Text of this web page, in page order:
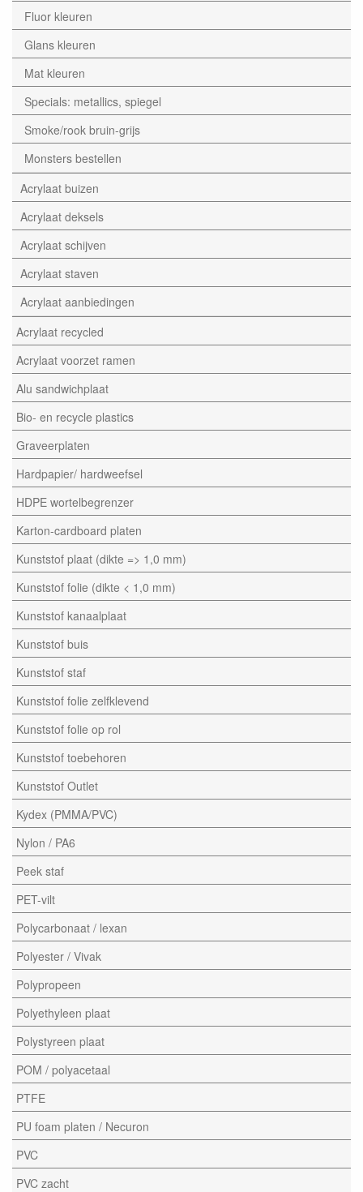
Fluor kleuren
Glans kleuren
Mat kleuren
Specials: metallics, spiegel
Smoke/rook bruin-grijs
Monsters bestellen
Acrylaat buizen
Acrylaat deksels
Acrylaat schijven
Acrylaat staven
Acrylaat aanbiedingen
Acrylaat recycled
Acrylaat voorzet ramen
Alu sandwichplaat
Bio- en recycle plastics
Graveerplaten
Hardpapier/ hardweefsel
HDPE wortelbegrenzer
Karton-cardboard platen
Kunststof plaat (dikte => 1,0 mm)
Kunststof folie (dikte < 1,0 mm)
Kunststof kanaalplaat
Kunststof buis
Kunststof staf
Kunststof folie zelfklevend
Kunststof folie op rol
Kunststof toebehoren
Kunststof Outlet
Kydex (PMMA/PVC)
Nylon / PA6
Peek staf
PET-vilt
Polycarbonaat / lexan
Polyester / Vivak
Polypropeen
Polyethyleen plaat
Polystyreen plaat
POM / polyacetaal
PTFE
PU foam platen / Necuron
PVC
PVC zacht